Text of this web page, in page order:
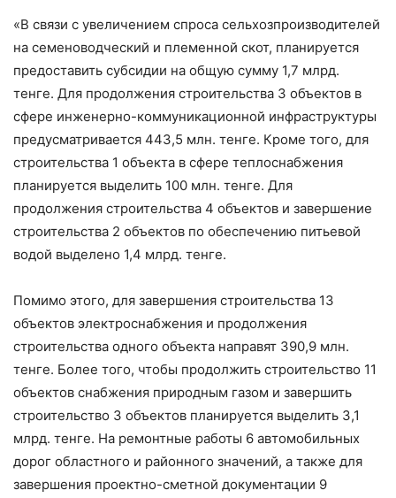
«В связи с увеличением спроса сельхозпроизводителей
на семеноводческий и племенной скот, планируется
предоставить субсидии на общую сумму 1,7 млрд.
тенге. Для продолжения строительства 3 объектов в
сфере инженерно-коммуникационной инфраструктуры
предусматривается 443,5 млн. тенге. Кроме того, для
строительства 1 объекта в сфере теплоснабжения
планируется выделить 100 млн. тенге. Для
продолжения строительства 4 объектов и завершение
строительства 2 объектов по обеспечению питьевой
водой выделено 1,4 млрд. тенге.
Помимо этого, для завершения строительства 13
объектов электроснабжения и продолжения
строительства одного объекта направят 390,9 млн.
тенге. Более того, чтобы продолжить строительство 11
объектов снабжения природным газом и завершить
строительство 3 объектов планируется выделить 3,1
млрд. тенге. На ремонтные работы 6 автомобильных
дорог областного и районного значений, а также для
завершения проектно-сметной документации 9